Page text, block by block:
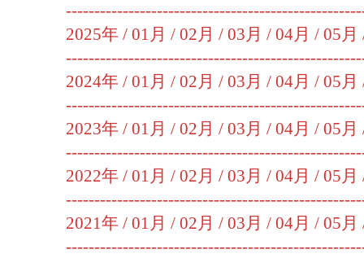
2025年 / 01月 / 02月 / 03月 / 04月 / 05月
2024年 / 01月 / 02月 / 03月 / 04月 / 05月
2023年 / 01月 / 02月 / 03月 / 04月 / 05月
2022年 / 01月 / 02月 / 03月 / 04月 / 05月
2021年 / 01月 / 02月 / 03月 / 04月 / 05月